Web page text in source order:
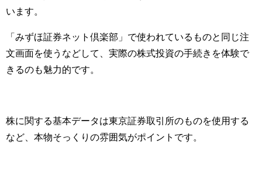
います。
「みずほ証券ネット倶楽部」で使われているものと同じ注
文画面を使うなどして、実際の株式投資の手続きを体験で
きるのも魅力的です。
株に関する基本データは東京証券取引所のものを使用する
など、本物そっくりの雰囲気がポイントです。